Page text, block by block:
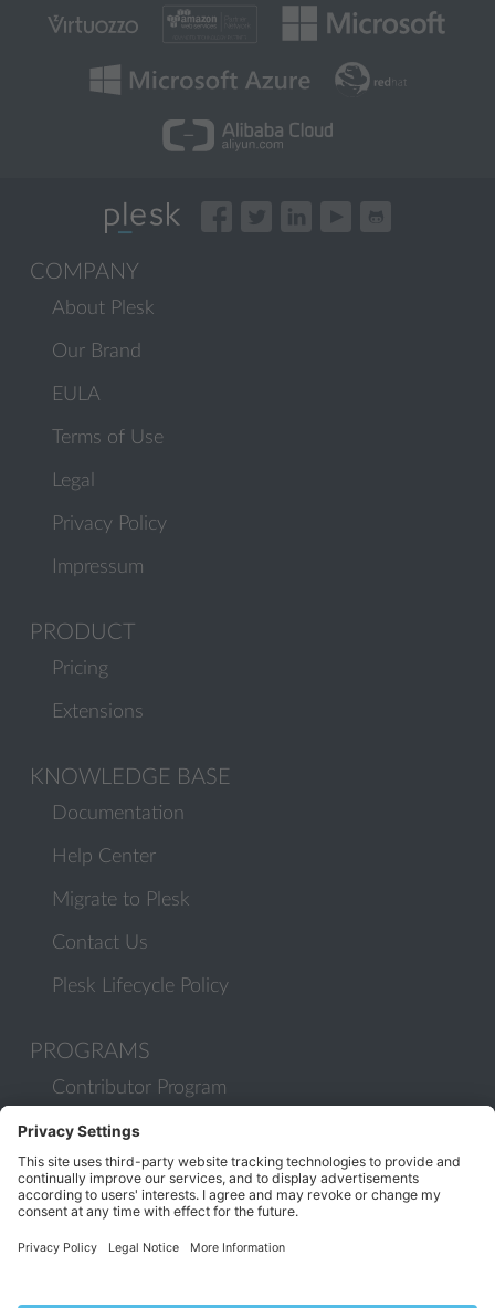
COMPANY
About Plesk
Our Brand
EULA
Terms of Use
Legal
Privacy Policy
Impressum
PRODUCT
Pricing
Extensions
KNOWLEDGE BASE
Documentation
Help Center
Migrate to Plesk
Contact Us
Plesk Lifecycle Policy
PROGRAMS
Contributor Program
Partner Program
COMMUNITY